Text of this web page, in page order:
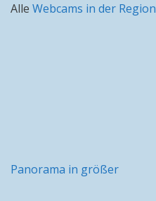
Alle Webcams in der Region
Panorama in größer